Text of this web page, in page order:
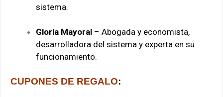
sistema.
Gloria Mayoral – Abogada y economista,
desarrolladora del sistema y experta en su
funcionamiento.
CUPONES DE REGALO: